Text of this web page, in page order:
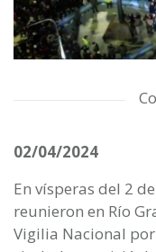
02/04/2024
En vísperas del 2
reunieron en Río
Vigilia Nacional